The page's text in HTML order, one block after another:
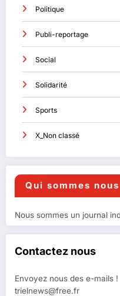
Politique
Publi-reportage
Social
Solidarité
Sports
X_Non classé
Qui sommes nous
Nous sommes un journal
Contactez nous
Envoyez nous des e-mails !
trielnews@free.fr